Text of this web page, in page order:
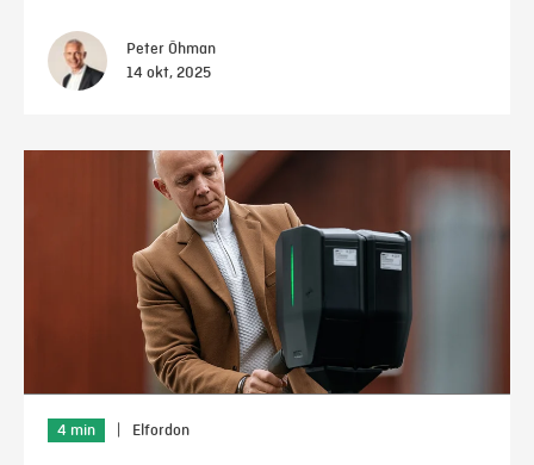
Peter Öhman
14 okt, 2025
4 min Elfordon